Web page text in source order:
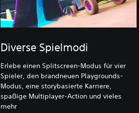
Diverse Spielmodi
Erlebe einen Splitscreen-Modus für vier
Spieler, den brandneuen Playgrounds-
Modus, eine storybasierte Karriere,
spaßige Multiplayer-Action und vieles
mehr